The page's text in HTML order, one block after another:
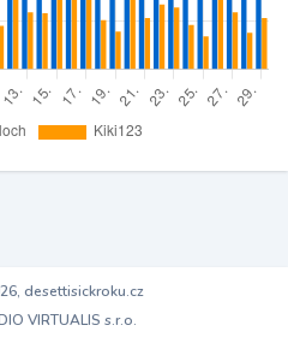
desettisickroku.cz
VIRTUALIS s.r.o.